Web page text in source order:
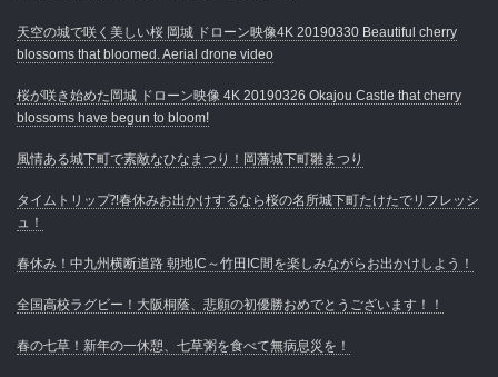
天空の城で咲く美しい桜 岡城 ドローン映像4K 20190330 Beautiful cherry
blossoms that bloomed. Aerial drone video
桜が咲き始めた岡城 ドローン映像 4K 20190326 Okajou Castle that cherry
blossoms have begun to bloom!
風情ある城下町で素敵なひなまつり！岡藩城下町雛まつり
タイムトリップ⁈春休みお出かけするなら桜の名所城下町たけたでリフレッシ
ュ！
春休み！中九州横断道路 朝地IC～竹田IC間を楽しみながらお出かけしよう！
全国高校ラグビー！大阪桐蔭、悲願の初優勝おめでとうございます！！
春の七草！新年の一休憩、七草粥を食べて無病息災を！